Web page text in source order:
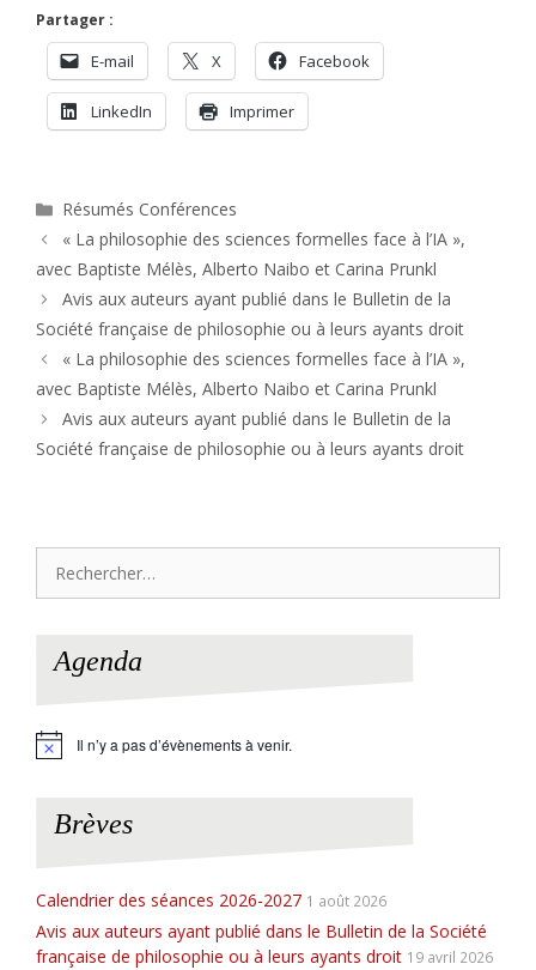
Partager :
E-mail X Facebook
LinkedIn Imprimer
Catégories
Résumés Conférences
« La philosophie des sciences formelles face à l’IA »,
avec Baptiste Mélès, Alberto Naibo et Carina Prunkl
Avis aux auteurs ayant publié dans le Bulletin de la
Société française de philosophie ou à leurs ayants droit
« La philosophie des sciences formelles face à l’IA »,
avec Baptiste Mélès, Alberto Naibo et Carina Prunkl
Avis aux auteurs ayant publié dans le Bulletin de la
Société française de philosophie ou à leurs ayants droit
Agenda
N
Il n’y a pas d’évènements à venir.
Brèves
Calendrier des séances 2026-2027 1 août 2026
Avis aux auteurs ayant publié dans le Bulletin de la Société
française de philosophie ou à leurs ayants droit 19 avril 2026